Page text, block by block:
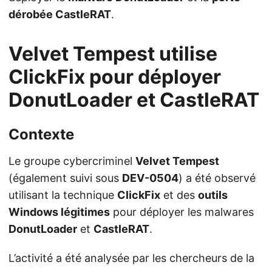
dérobée CastleRAT.
Velvet Tempest utilise
ClickFix pour déployer
DonutLoader et CastleRAT
Contexte
Le groupe cybercriminel Velvet Tempest
(également suivi sous DEV-0504) a été observé
utilisant la technique ClickFix et des outils
Windows légitimes pour déployer les malwares
DonutLoader et CastleRAT.
L’activité a été analysée par les chercheurs de la